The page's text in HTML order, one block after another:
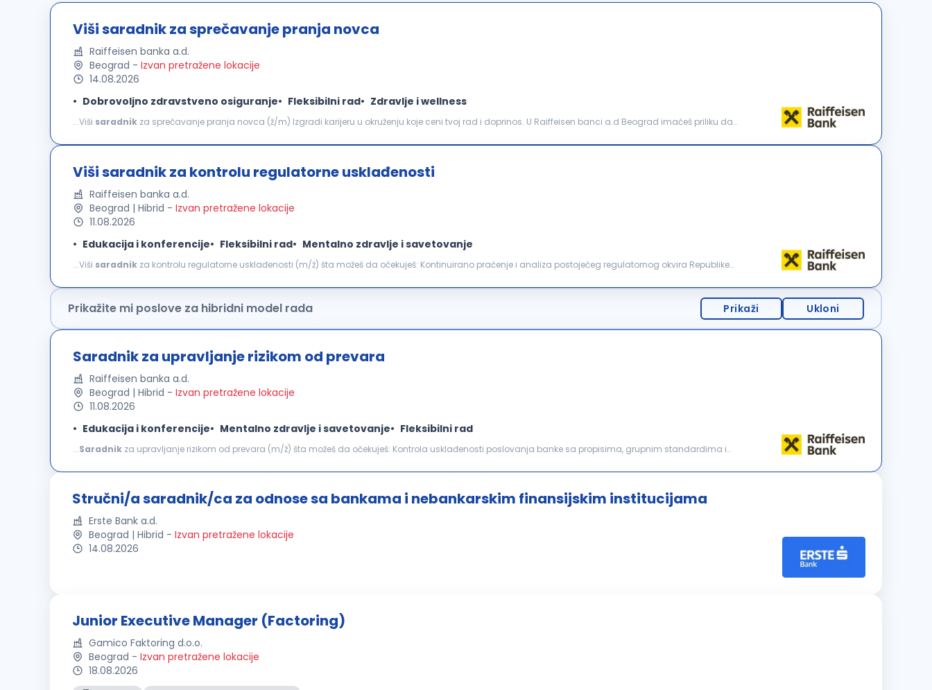
Viši saradnik za sprečavanje pranja novca
Raiffeisen banka a.d.
Beograd - Izvan pretražene lokacije
14.08.2026
Dobrovoljno zdravstveno osiguranje
Fleksibilni rad Zdravlje i wellness
...Viši saradnik za sprečavanje pranja novca (ž/m) Izgradi karijeru u okruženju koje ceni tvoj rad i doprinos. U Raiffeisen banci a.d Beograd imaćeš priliku da
Viši saradnik za kontrolu regulatorne usklađenosti
Raiffeisen banka a.d.
Beograd | Hibrid - Izvan pretražene lokacije
11.08.2026
Edukacija i konferencije
Fleksibilni rad Mentalno zdravlje i savetovanje
...Viši saradnik za kontrolu regulatorne usklađenosti (m/ž) šta možeš da očekuješ: Kontinuirano praćenje i analiza postojećeg regulatornog okvira Republike
Prikažite mi poslove za hibridni model rada Prikaži Ukloni
Saradnik za upravljanje rizikom od prevara
Raiffeisen banka a.d.
Beograd | Hibrid - Izvan pretražene lokacije
11.08.2026
Edukacija i konferencije
Mentalno zdravlje i savetovanje Fleksibilni rad
...Saradnik za upravljanje rizikom od prevara (m/ž) šta možeš da očekuješ: Kontrola usklađenosti poslovanja banke sa propisima, grupnim standardima i
Stručni/a saradnik/ca za odnose sa bankama i nebankarskim finansijskim institucijama
Erste Bank a.d.
Beograd | Hibrid - Izvan pretražene lokacije
14.08.2026
Junior Executive Manager (Factoring)
Gamico Faktoring d.o.o.
Beograd - Izvan pretražene lokacije
18.08.2026